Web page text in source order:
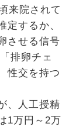
来院されて
定するか、
させる信号
排卵チェ
性交を持つ
、人工授精
1万円～2万